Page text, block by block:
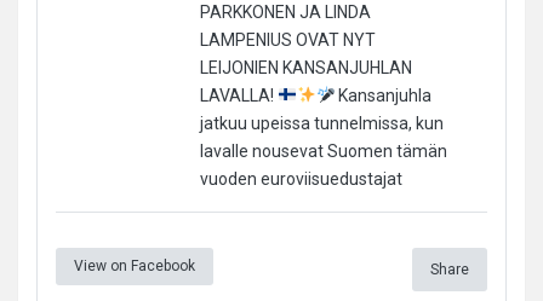
PARKKONEN JA LINDA
LAMPENIUS OVAT NYT
LEIJONIEN KANSANJUHLAN
LAVALLA!
Kansanjuhla
jatkuu upeissa tunnelmissa, kun
lavalle nousevat Suomen tämän
vuoden euroviisuedustajat
View on Facebook Share